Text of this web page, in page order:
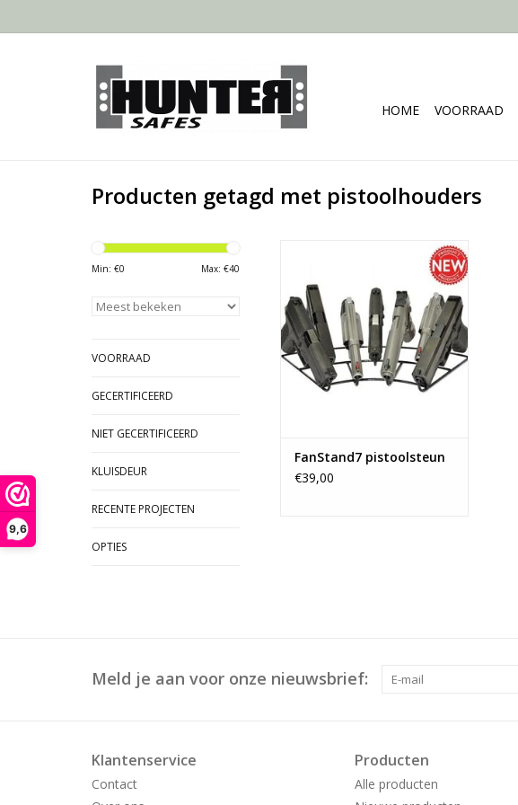
9,6
HOME VOORRAAD
Producten getagd met pistoolhouders
Min: €0 Max: €40
VOORRAAD
GECERTIFICEERD
NIET GECERTIFICEERD
KLUISDEUR
RECENTE PROJECTEN
OPTIES
- Geschikt voor minimaal .22
- Kunststof coating
- Uiteinden zijn netjes afgerond
- Geschikt voor de 7 pistolen
TOEVOEGEN AAN WINKELWAGEN
FanStand7 pistoolsteun
€39,00
Meld je aan voor onze nieuwsbrief:
Klantenservice
Contact
Producten
Alle producten